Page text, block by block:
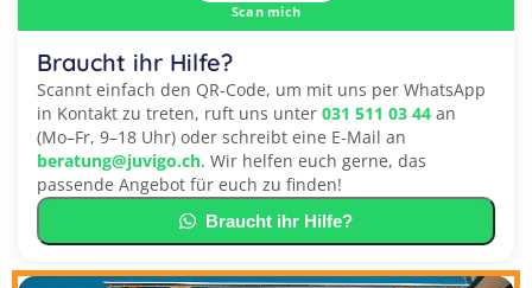
Scan mich
Braucht ihr Hilfe?
Scannt einfach den QR-Code, um mit uns per WhatsApp
in Kontakt zu treten, ruft uns unter 031 511 03 44 an
(Mo–Fr, 9–18 Uhr) oder schreibt eine E-Mail an
beratung@juvigo.ch. Wir helfen euch gerne, das
passende Angebot für euch zu finden!
Braucht ihr Hilfe?